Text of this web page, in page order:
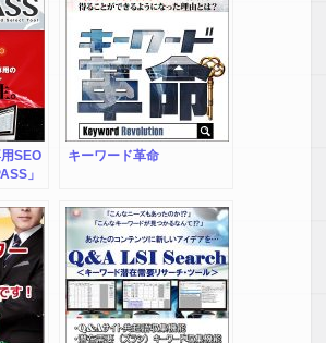
り、ライバルが少なくて弱いキーワード
を実現できそうなのでアフィリエイトが
。ガンガン使い倒していきたいです。
続いて
ーSを
ました。
際は
変手間取りました。
は想像通り
トしています。
ていくうちに
SEO
」
キーワード革命